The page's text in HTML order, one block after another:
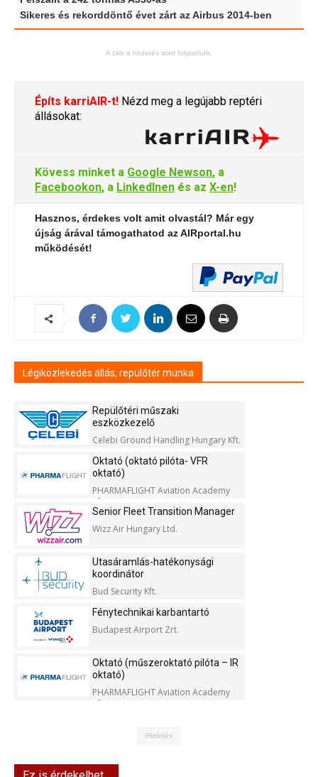
Sikeres és rekorddöntő évet zárt az Airbus 2014-ben
A cikk a hirdetés alatt folytatódik.
Építs karriAIR-t! Nézd meg a legújabb reptéri
állásokat:
Kövess minket a Google Newson, a
Facebookon, a LinkedInen és az X-en!
Hasznos, érdekes volt amit olvastál? Már egy
újság árával támogathatod az AIRportal.hu
működését!
Légiközlekedés állás, repülőtér munka
Repülőtéri műszaki
eszközkezelő
Celebi Ground Handling Hungary Kft.
Oktató (oktató pilóta- VFR
oktató)
PHARMAFLIGHT Aviation Academy
Kft.
Senior Fleet Transition Manager
Wizz Air Hungary Ltd.
Utasáramlás-hatékonysági
koordinátor
Bud Security Kft.
Fénytechnikai karbantartó
Budapest Airport Zrt.
Oktató (műszeroktató pilóta – IR
oktató)
PHARMAFLIGHT Aviation Academy
Kft.
Hirdetés